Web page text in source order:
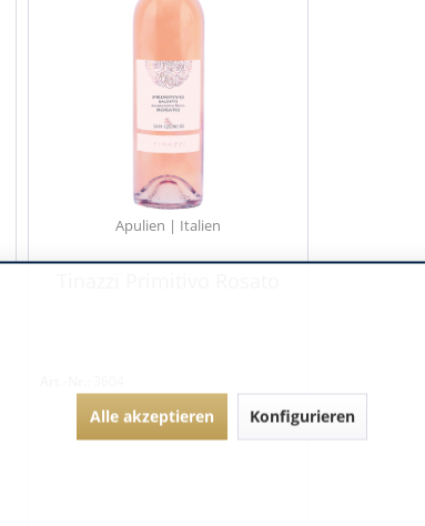
Apulien | Italien
Alle akzeptieren Konfigurieren